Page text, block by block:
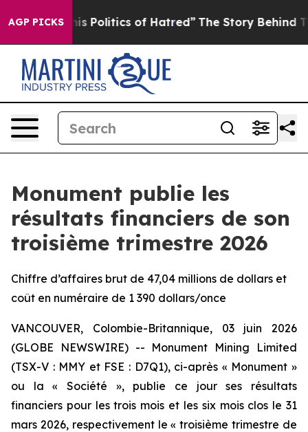
AGP PICKS
Politics of Hatred” The Story Behind Trump’s
Monument publie les
résultats financiers de son
troisième trimestre 2026
Chiffre d’affaires brut de 47,04 millions de dollars et
coût en numéraire de 1 390 dollars/once
VANCOUVER, Colombie-Britannique, 03 juin 2026
(GLOBE NEWSWIRE) -- Monument Mining Limited
(TSX-V : MMY et FSE : D7Q1), ci-après « Monument »
ou la « Société », publie ce jour ses résultats
financiers pour les trois mois et les six mois clos le 31
mars 2026, respectivement le « troisième trimestre de